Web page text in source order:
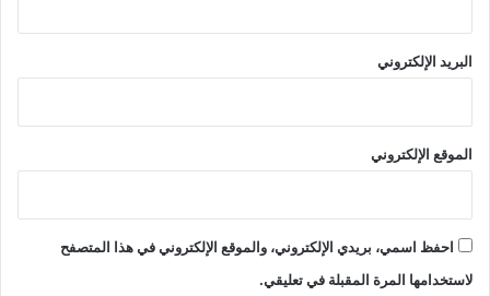
البريد الإلكتروني
الموقع الإلكتروني
احفظ اسمي، بريدي الإلكتروني، والموقع الإلكتروني في هذا المتصفح
لاستخدامها المرة المقبلة في تعليقي.